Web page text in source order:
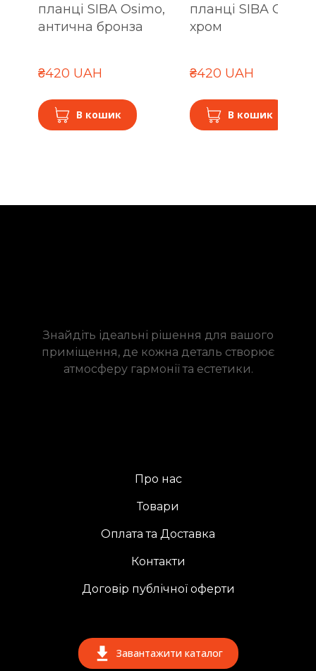
планці SIBA Osimo,
антична бронза
₴420 UAH
В кошик
планці SIBA Osimo,
хром
₴420 UAH
В кошик
Знайдіть ідеальні рішення для вашого
приміщення, де кожна деталь створює
атмосферу гармонії та естетики.
Про нас
Товари
Оплата та Доставка
Контакти
Договір публічної оферти
Завантажити каталог